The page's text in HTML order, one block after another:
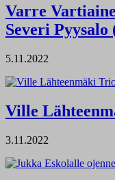
Varre
Severi Pyysalo
5.11.2022
Ville
3.11.2022